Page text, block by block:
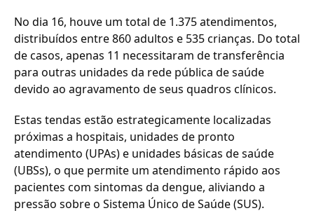
No dia 16, houve um total de 1.375 atendimentos,
distribuídos entre 860 adultos e 535 crianças. Do total
de casos, apenas 11 necessitaram de transferência
para outras unidades da rede pública de saúde
devido ao agravamento de seus quadros clínicos.
Estas tendas estão estrategicamente localizadas
próximas a hospitais, unidades de pronto
atendimento (UPAs) e unidades básicas de saúde
(UBSs), o que permite um atendimento rápido aos
pacientes com sintomas da dengue, aliviando a
pressão sobre o Sistema Único de Saúde (SUS).